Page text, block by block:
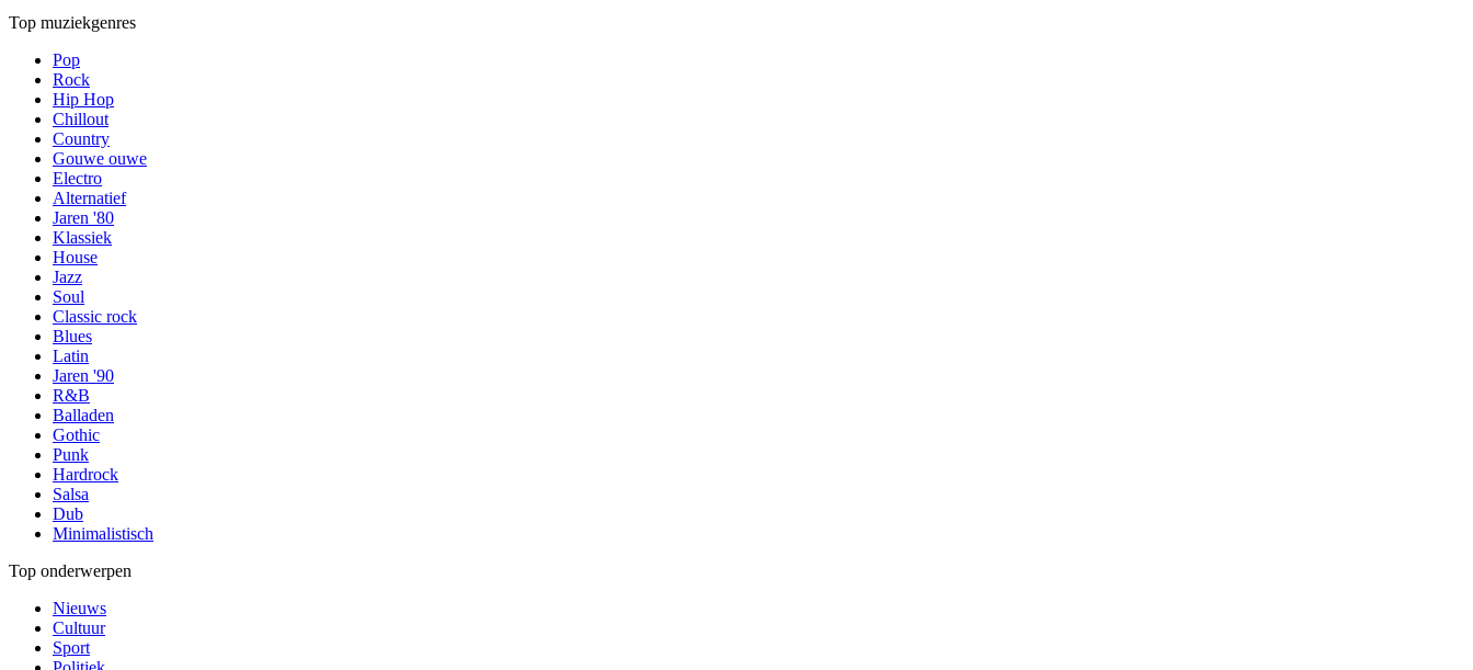
Top muziekgenres
Pop
Rock
Hip Hop
Chillout
Country
Gouwe ouwe
Electro
Alternatief
Jaren '80
Klassiek
House
Jazz
Soul
Classic rock
Blues
Latin
Jaren '90
R&B
Balladen
Gothic
Punk
Hardrock
Salsa
Dub
Minimalistisch
Top onderwerpen
Nieuws
Cultuur
Sport